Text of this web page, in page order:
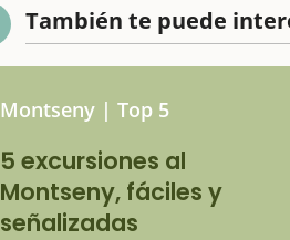
También te puede
Montseny | Top 5
5 excursiones al
Montseny, fáciles y
señalizadas